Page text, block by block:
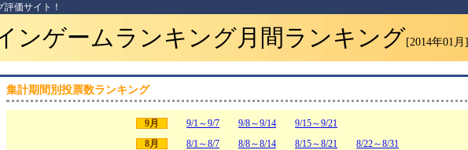
価サイト！
ンゲームランキング月間ランキング[2014年01月]
集計期間別投票数ランキング
9月 9/1～9/7 9/8～9/14
9/15～9/21
8月
8/1～8/7 8/8～8/14 8/15～8/21
8/22～8/31